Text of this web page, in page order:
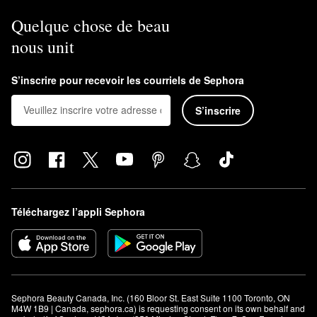
Quelque chose de beau
nous unit
S’inscrire pour recevoir les courriels de Sephora
S’inscrire
Téléchargez l’appli Sephora
Sephora Beauty Canada, Inc. (160 Bloor St. East Suite 1100 Toronto, ON
M4W 1B9 | Canada, sephora.ca) is requesting consent on its own behalf and